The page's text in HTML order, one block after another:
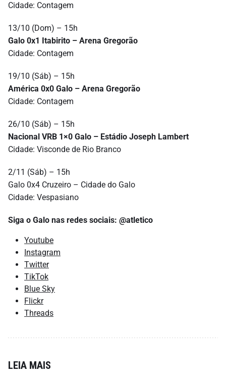
Cidade: Contagem
13/10 (Dom) – 15h
Galo 0x1 Itabirito – Arena Gregorão
Cidade: Contagem
19/10 (Sáb) – 15h
América 0x0 Galo – Arena Gregorão
Cidade: Contagem
26/10 (Sáb) – 15h
Nacional VRB 1×0 Galo – Estádio Joseph Lambert
Cidade: Visconde de Rio Branco
2/11 (Sáb) – 15h
Galo 0x4 Cruzeiro – Cidade do Galo
Cidade: Vespasiano
Siga o Galo nas redes sociais: @atletico
Youtube
Instagram
Twitter
TikTok
Blue Sky
Flickr
Threads
LEIA MAIS